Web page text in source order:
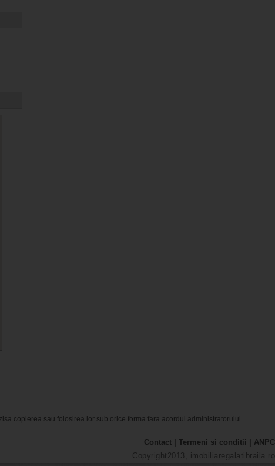
copierea sau folosirea lor sub orice forma fara acordul administratorului.
Contact Termeni si conditii
ANPC
Copyright2013, imobiliaregalatibraila.ro